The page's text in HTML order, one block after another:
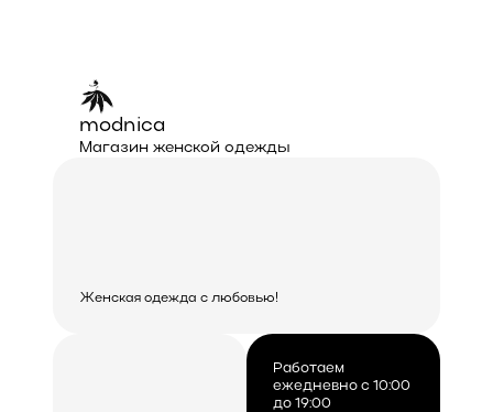
modnica
Магазин женской одежды
Женская одежда с любовью!
Работаем
ежедневно с 10:00
до 19:00